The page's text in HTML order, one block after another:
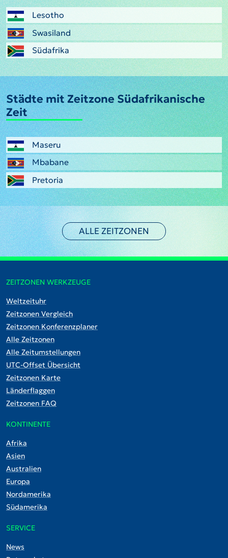
Lesotho
Swasiland
Südafrika
Städte mit Zeitzone Südafrikanische
Zeit
Maseru
Mbabane
Pretoria
ALLE ZEITZONEN
ZEITZONEN WERKZEUGE
Weltzeituhr
Zeitzonen Vergleich
Zeitzonen Konferenzplaner
Alle Zeitzonen
Alle Zeitumstellungen
UTC-Offset Übersicht
Zeitzonen Karte
Länderflaggen
Zeitzonen FAQ
KONTINENTE
Afrika
Asien
Australien
Europa
Nordamerika
Südamerika
SERVICE
News